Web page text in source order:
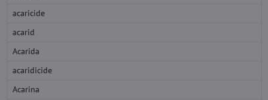
acaricide
acarid
Acarida
acaridicide
Acarina